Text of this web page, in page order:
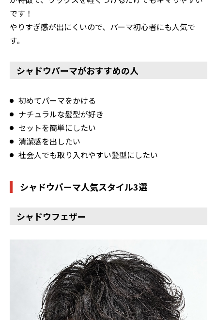
です！
やりすぎ感が出にくいので、パーマ初心者にも人気で
す。
シャドウパーマがおすすめの人
初めてパーマをかける
ナチュラルな髪型が好き
セットを簡単にしたい
清潔感を出したい
社会人でも取り入れやすい髪型にしたい
シャドウパーマ人気スタイル3選
シャドウフェザー